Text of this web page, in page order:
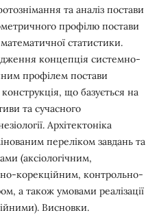
та аналіз постави
профілю постави
статистики.
концепція системно-
профілем постави
що базується на
та сучасного
Архітектоніка
переліком завдань та
(аксіологічним,
корекційним, контрольно-
а також умовами реалізації
Висновки.